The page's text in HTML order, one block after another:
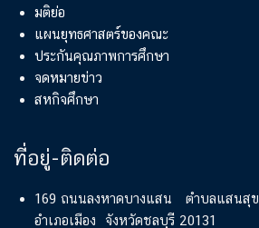
มติย่อ
แผนยุทธศาสตร์ของคณะ
ประกันคุณภาพการศึกษา
จดหมายข่าว
สหกิจศึกษา
ที่อยู่-ติดต่อ
169 ถนนลงหาดบางแสน ตำบลแสนสุข
อำเภอเมือง จังหวัดชลบุรี 20131